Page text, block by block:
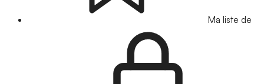
Ma liste de